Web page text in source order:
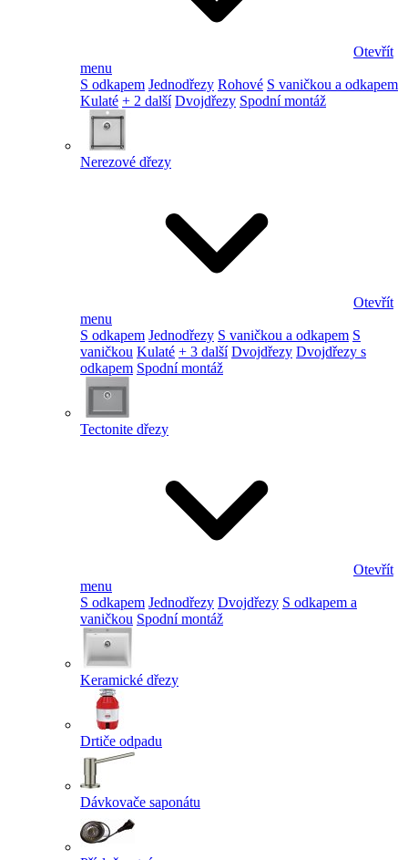
Otevřít
menu
S odkapem Jednodřezy Rohové S vaničkou a odkapem
Kulaté + 2 další Dvojdřezy Spodní montáž
Nerezové dřezy
Otevřít
menu
S odkapem Jednodřezy S vaničkou a odkapem S
vaničkou Kulaté + 3 další Dvojdřezy Dvojdřezy s
odkapem Spodní montáž
Tectonite dřezy
Otevřít
menu
S odkapem Jednodřezy Dvojdřezy S odkapem a
vaničkou Spodní montáž
Keramické dřezy
Drtiče odpadu
Dávkovače saponátu